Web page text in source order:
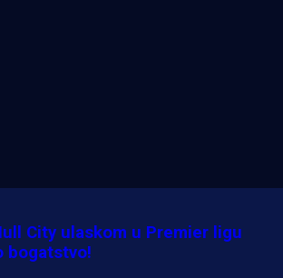
City ulaskom u Premier ligu
bogatstvo!